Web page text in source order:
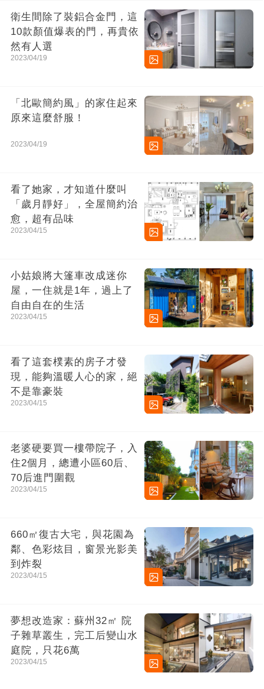
衛生間除了裝鋁合金門，這
10款顏值爆表的門，再貴依
然有人選
2023/04/19
「北歐簡約風」的家住起來
原來這麼舒服！
2023/04/19
看了她家，才知道什麼叫
「歲月靜好」，全屋簡約治
愈，超有品味
2023/04/15
小姑娘將大篷車改成迷你
屋，一住就是1年，過上了
自由自在的生活
2023/04/15
看了這套樸素的房子才發
現，能夠溫暖人心的家，絕
不是靠豪裝
2023/04/15
老婆硬要買一樓帶院子，入
住2個月，總遭小區60后、
70后進門圍觀
2023/04/15
660㎡復古大宅，與花園為
鄰、色彩炫目，窗景光影美
到炸裂
2023/04/15
夢想改造家：蘇州32㎡ 院
子雜草叢生，完工后變山水
庭院，只花6萬
2023/04/15